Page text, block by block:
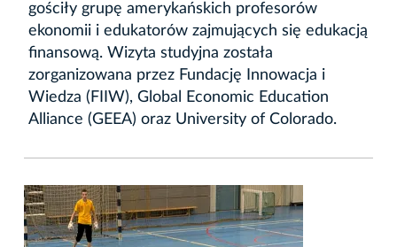
gościły grupę amerykańskich profesorów
ekonomii i edukatorów zajmujących się edukacją
finansową. Wizyta studyjna została
zorganizowana przez Fundację Innowacja i
Wiedza (FIIW), Global Economic Education
Alliance (GEEA) oraz University of Colorado.